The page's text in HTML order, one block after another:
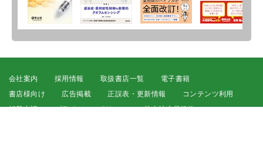
会社案内 採用情報 取扱書店一覧
電子書籍
書店様向け
広告掲載 正誤表・更新情報
コンテンツ利用
転載申請
プライバシーポリシー
羊土社会員規約